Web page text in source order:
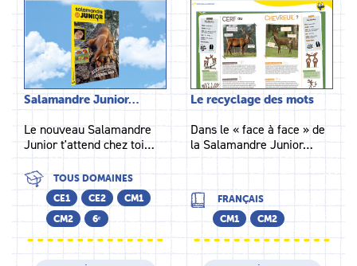
Salamandre Junior…
Le nouveau Salamandre
Junior t'attend chez toi…
TOUS DOMAINES
CE1
CE2
CM1
CM2
6ᵉ
Le recyclage des mots
Dans le « face à face » de
la Salamandre Junior…
FRANÇAIS
CM1
CM2